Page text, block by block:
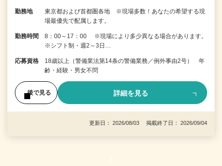
勤務地
東京都および首都圏各地 ※現場多数！あなたの希望する現
場最優先で配属します。
勤務時間
8：00～17：00 ※現場により多少異なる場合があります。
※シフト制・週2～3日…
応募資格
18歳以上（警備業法第14条の警備業務／例外事由2号） 年
齢・経験・男女不問
後で見る 詳細を見る
更新日： 2026/08/03 掲載終了日： 2026/09/04
1